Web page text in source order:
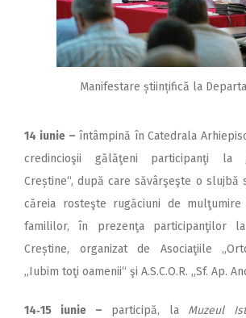
Manifestare științifică la
14 iunie – întâmpină în Catedrala
credincioşii gălăţeni participanţi la
Creștine“, după care săvârşeşte o slujbă
căreia rosteşte rugăciuni de
famililor, în prezenţa participanţilor
Creștine, organizat de Asociaţiile
„Iubim toţi oamenii“ şi A.S.C.O.R. „Sf. Ap.
14‑15 iunie – participă, la Muzeul